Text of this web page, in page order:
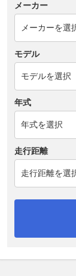
メーカー
モデル
年式
走行距離